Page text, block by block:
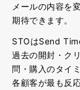
メールの内容を
期待できます。
STOはSend
過去の開封・ク
問・購入のタイ
各顧客が最も反